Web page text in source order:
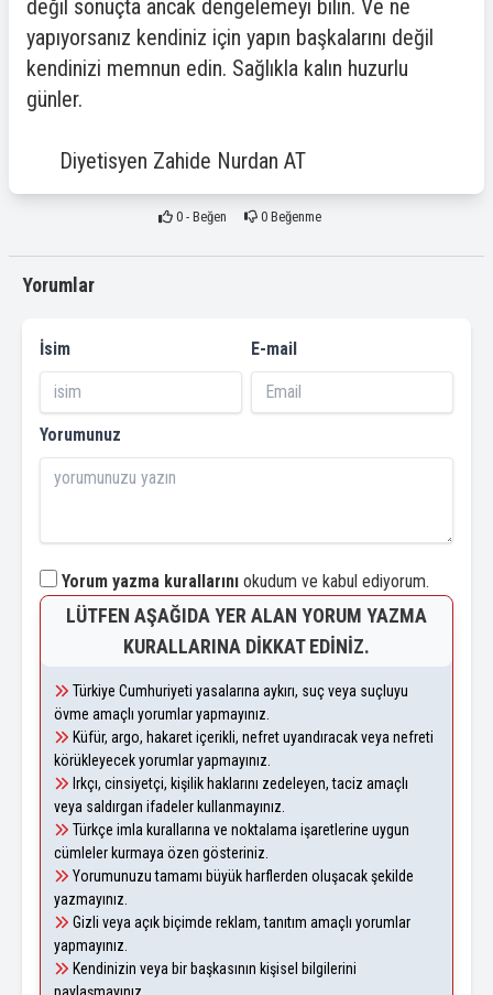
değil sonuçta ancak dengelemeyi bilin. Ve ne
yapıyorsanız kendiniz için yapın başkalarını değil
kendinizi memnun edin. Sağlıkla kalın huzurlu
günler.
Diyetisyen Zahide Nurdan AT
0- Beğen 0 Beğenme
Yorumlar
İsim E-mail
Yorumunuz
Yorum yazma kurallarını okudum ve kabul ediyorum.
LÜTFEN AŞAĞIDA YER ALAN YORUM YAZMA
KURALLARINA DIKKAT EDINIZ.
Türkiye Cumhuriyeti yasalarına aykırı, suç veya suçluyu
övme amaçlı yorumlar yapmayınız.
Küfür, argo, hakaret içerikli, nefret uyandıracak veya nefreti
körükleyecek yorumlar yapmayınız.
Irkçı, cinsiyetçi, kişilik haklarını zedeleyen, taciz amaçlı
veya saldırgan ifadeler kullanmayınız.
Türkçe imla kurallarına ve noktalama işaretlerine uygun
cümleler kurmaya özen gösteriniz.
Yorumunuzu tamamı büyük harflerden oluşacak şekilde
yazmayınız.
Gizli veya açık biçimde reklam, tanıtım amaçlı yorumlar
yapmayınız.
Kendinizin veya bir başkasının kişisel bilgilerini